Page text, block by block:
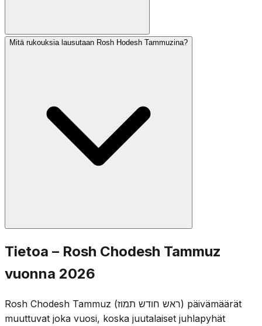
kultaisen vasikan synti ja Mooseksen ensimmäisten
laintaulujen rikkominen tapahtuivat tämän kuukauden
Mitä rukouksia lausutaan Rosh Hodesh Tammuzina?
Tavanomaiset Rosh Hodesh -rukoukset lausutaan:
puolikas Hallel, Ya'ale V'Yavo, Toora-luku ja Musaf.
Vaikka Rosh Hodesh itsessään on iloinen päivä, yhteisö
alkaa myöhemmin kuussa tammuzin 17. päivänä.
Tietoa – Rosh Chodesh Tammuz
vuonna 2026
Rosh Chodesh Tammuz (ראש חודש תמוז) päivämäärät
muuttuvat joka vuosi, koska juutalaiset juhlapyhät